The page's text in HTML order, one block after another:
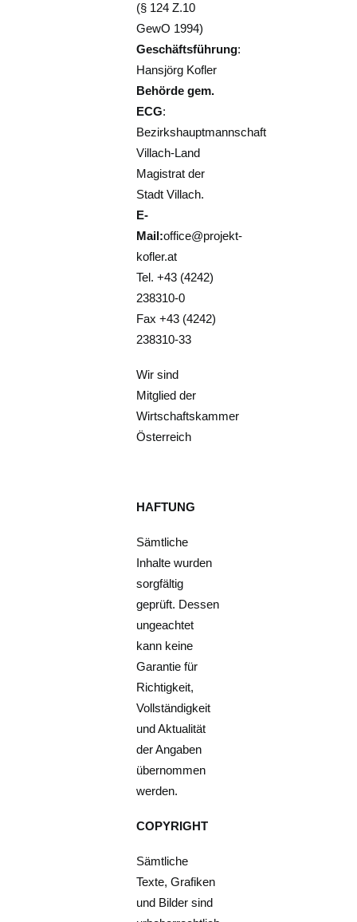
(§ 124 Z.10
GewO 1994)
Geschäftsführung:
Hansjörg Kofler
Behörde gem.
ECG:
Bezirkshauptmannschaft
Villach-Land
Magistrat der
Stadt Villach.
E-
Mail:office@projekt-
kofler.at
Tel. +43 (4242)
238310-0
Fax +43 (4242)
238310-33
Wir sind
Mitglied der
Wirtschaftskammer
Österreich
HAFTUNG
Sämtliche
Inhalte wurden
sorgfältig
geprüft. Dessen
ungeachtet
kann keine
Garantie für
Richtigkeit,
Vollständigkeit
und Aktualität
der Angaben
übernommen
werden.
COPYRIGHT
Sämtliche
Texte, Grafiken
und Bilder sind